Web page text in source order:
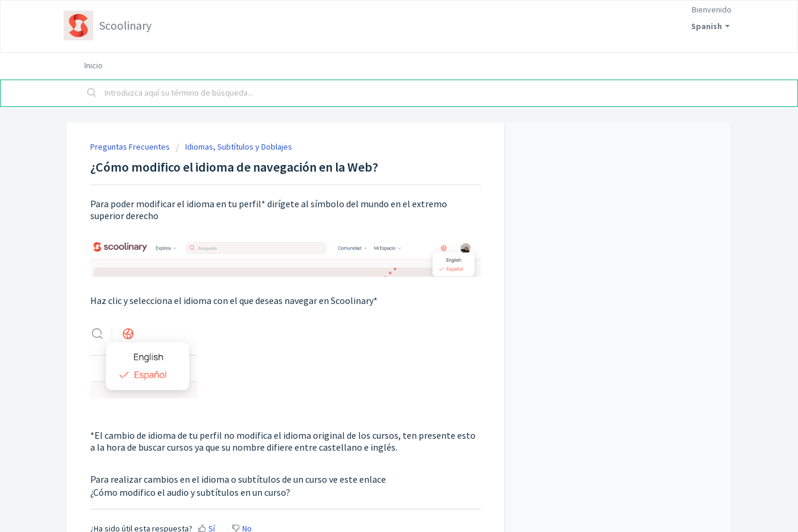
Scoolinary Spanish
Bienvenido
Inicio
Preguntas Frecuentes Idiomas, Subtítulos y Doblajes
¿Cómo modifico el idioma de navegación en la Web?
Para poder modificar el idioma en tu perfil* dirígete al símbolo del mundo en el extremo
superior derecho
Haz clic y selecciona el idioma con el que deseas navegar en Scoolinary*
*El cambio de idioma de tu perfil no modifica el idioma original de los cursos, ten presente esto
a la hora de buscar cursos ya que su nombre difiere entre castellano e inglés.
Para realizar cambios en el idioma o subtítulos de un curso ve este enlace
¿Cómo modifico el audio y subtítulos en un curso?
¿Ha sido útil esta respuesta? Sí No